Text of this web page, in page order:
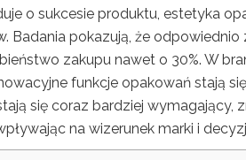
o sukcesie produktu, estetyka
Badania pokazują, że
zakupu nawet o 30%. W
funkcje opakowań stają
się coraz bardziej
na wizerunek marki i